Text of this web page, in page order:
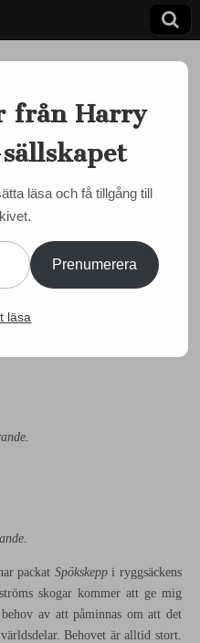
och speglar
skriver
packat Spökskepp i ryggsäckens
skogar kommer att ge mig
av att påminnas om att det
Behovet är alltid stort.
från Harry
läsa och få tillgång till
Prenumerera
läsa